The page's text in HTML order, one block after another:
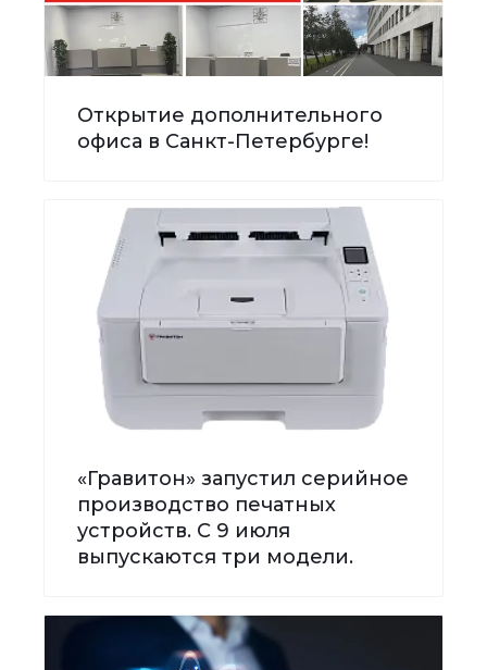
Открытие дополнительного
офиса в Санкт-Петербурге!
«Гравитон» запустил серийное
производство печатных
устройств. С 9 июля
выпускаются три модели.